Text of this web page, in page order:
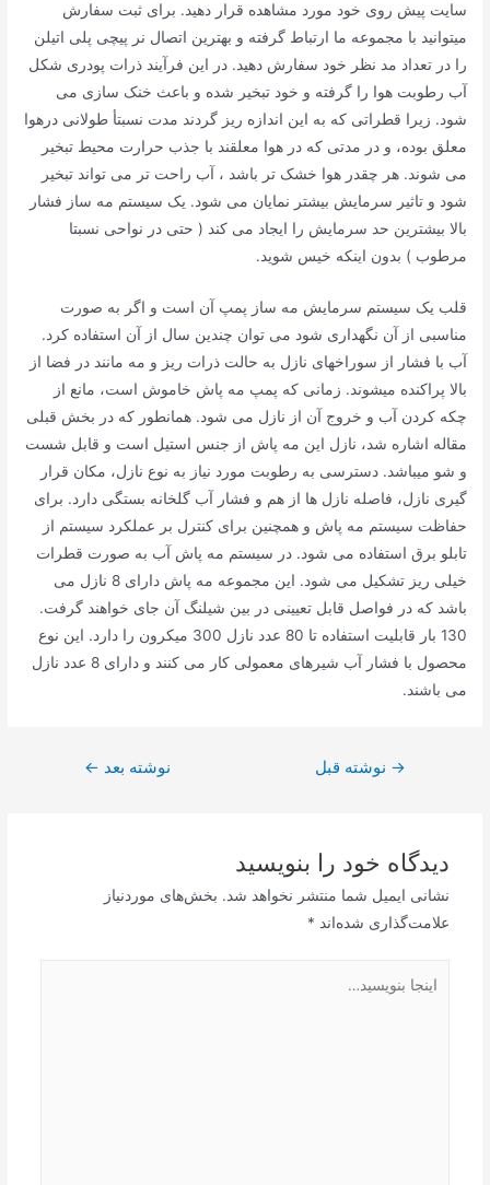
سایت پیش روی خود مورد مشاهده قرار دهید. برای ثبت سفارش
میتوانید با مجموعه ما ارتباط گرفته و بهترین اتصال نر پیچی پلی اتیلن
را در تعداد مد نظر خود سفارش دهید. در این فرآیند ذرات پودری شکل
آب رطوبت هوا را گرفته و خود تبخیر شده و باعث خنک سازی می
شود. زیرا قطراتی که به این اندازه ریز گردند مدت نسبتأ طولانی درهوا
معلق بوده، و در مدتی که در هوا معلقند با جذب حرارت محیط تبخیر
می شوند. هر چقدر هوا خشک تر باشد ، آب راحت تر می تواند تبخیر
شود و تاثیر سرمایش بیشتر نمایان می شود. یک سیستم مه ساز فشار
بالا بیشترین حد سرمایش را ایجاد می کند ( حتی در نواحی نسبتا
مرطوب ) بدون اینکه خیس شوید.
قلب یک سیستم سرمایش مه ساز پمپ آن است و اگر به صورت
مناسبی از آن نگهداری شود می توان چندین سال از آن استفاده کرد.
آب با فشار از سوراخهای نازل به حالت ذرات ریز و مه مانند در فضا از
بالا پراکنده میشوند. زمانی که پمپ مه پاش خاموش است، مانع از
چکه کردن آب و خروج آن از نازل می شود. همانطور که در بخش قبلی
مقاله اشاره شد، نازل این مه پاش از جنس استیل است و قابل شست
و شو میباشد. دسترسی به رطوبت مورد نیاز به نوع نازل، مکان قرار
گیری نازل، فاصله نازل ها از هم و فشار آب گلخانه بستگی دارد. برای
حفاظت سیستم مه پاش و همچنین برای کنترل بر عملکرد سیستم از
تابلو برق استفاده می شود. در سیستم مه پاش آب به صورت قطرات
خیلی ریز تشکیل می شود. این مجموعه مه پاش دارای 8 نازل می
باشد که در فواصل قابل تعیینی در بین شیلنگ آن جای خواهند گرفت.
130 بار قابلیت استفاده تا 80 عدد نازل 300 میکرون را دارد. این نوع
محصول با فشار آب شیرهای معمولی کار می کنند و دارای 8 عدد نازل
می باشند.
راهبری→ نوشته قبل نوشته بعد ←
دیدگاه‌ خود را بنویسید
نشانی ایمیل شما منتشر نخواهد شد. بخش‌های موردنیاز
علامت‌گذاری شده‌اند *
بنویسید…